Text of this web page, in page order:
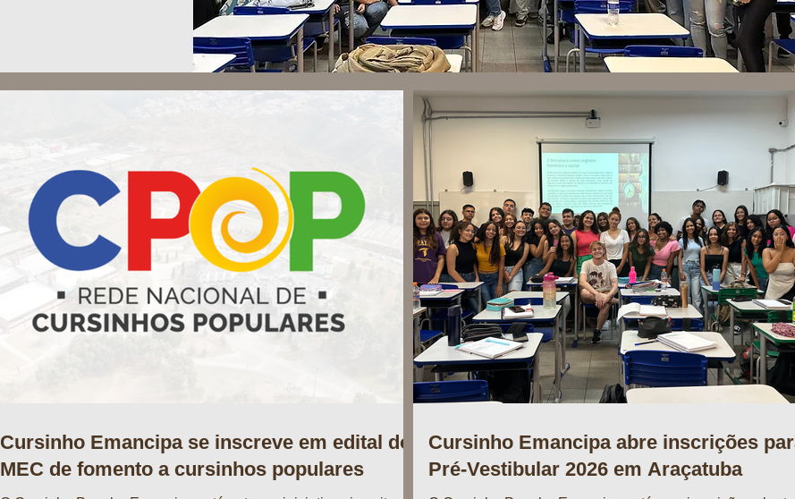
Cursinho Emancipa se inscreve em edital do
MEC de fomento a cursinhos populares
Cursinho Emancipa abre inscrições
Pré-Vestibular 2026 em Araçatuba